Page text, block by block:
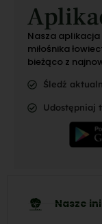
Nasza
miłośnika
bieżąco z
Śledź
Udostępniaj
Nasze